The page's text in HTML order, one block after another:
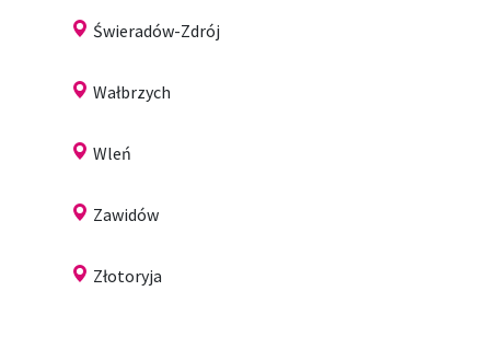
Świeradów-Zdrój
Wałbrzych
Wleń
Zawidów
Złotoryja